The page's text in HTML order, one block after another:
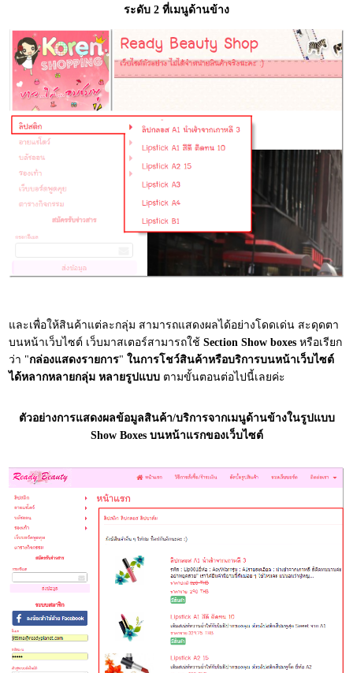
ระดับ 2 ที่เมนูด้านข้าง
และเพื่อให้สินค้าแต่ละกลุ่ม สามารถแสดงผลได้อย่างโดดเด่น สะดุดตา
บนหน้าเว็บไซต์ เว็บมาสเตอร์สามารถใช้Section Show boxes หรือเรียก
ว่า "กล่องแสดงรายการ"ในการโชว์สินค้าหรือบริการบนหน้าเว็บไซต์
ได้หลากหลายกลุ่ม หลายรูปแบบ ตามขั้นตอนต่อไปนี้เลยค่ะ
ตัวอย่างการแสดงผลข้อมูลสินค้า/บริการจากเมนูด้านข้างในรูปแบบ
Show Boxes บนหน้าแรกของเว็บไซต์